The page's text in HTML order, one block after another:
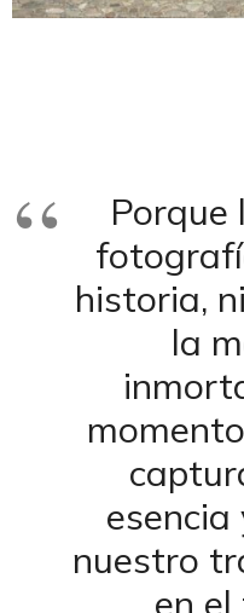
Porque
historia,
la
esencia
nuestro
en el